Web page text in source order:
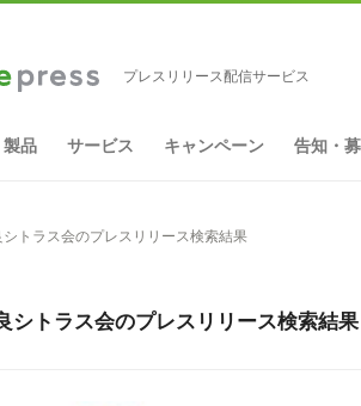
プレスリリース配信サービス
製品 サービス キャンペーン 告知・
シトラス会のプレスリリース検索結果
シトラス会のプレスリリース検索結